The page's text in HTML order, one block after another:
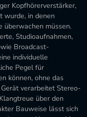
Kopfhörerverstärker,
wurde, in denen
überwachen müssen.
Studioaufnahmen,
Broadcast-
individuelle
Pegel für
können, ohne das
verarbeitet Stereo-
über den
Bauweise lässt sich